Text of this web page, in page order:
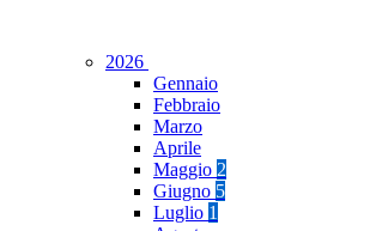
2026
Gennaio
Febbraio
Marzo
Aprile
Maggio 2
Giugno 5
Luglio 1